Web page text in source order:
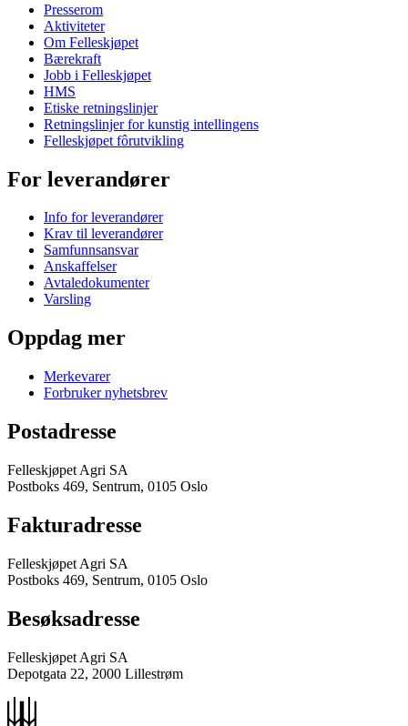
Presserom
Aktiviteter
Om Felleskjøpet
Bærekraft
Jobb i Felleskjøpet
HMS
Etiske retningslinjer
Retningslinjer for kunstig intellingens
Felleskjøpet fôrutvikling
For leverandører
Info for leverandører
Krav til leverandører
Samfunnsansvar
Anskaffelser
Avtaledokumenter
Varsling
Oppdag mer
Merkevarer
Forbruker nyhetsbrev
Postadresse
Felleskjøpet Agri SA
Postboks 469, Sentrum, 0105 Oslo
Fakturadresse
Felleskjøpet Agri SA
Postboks 469, Sentrum, 0105 Oslo
Besøksadresse
Felleskjøpet Agri SA
Depotgata 22, 2000 Lillestrøm